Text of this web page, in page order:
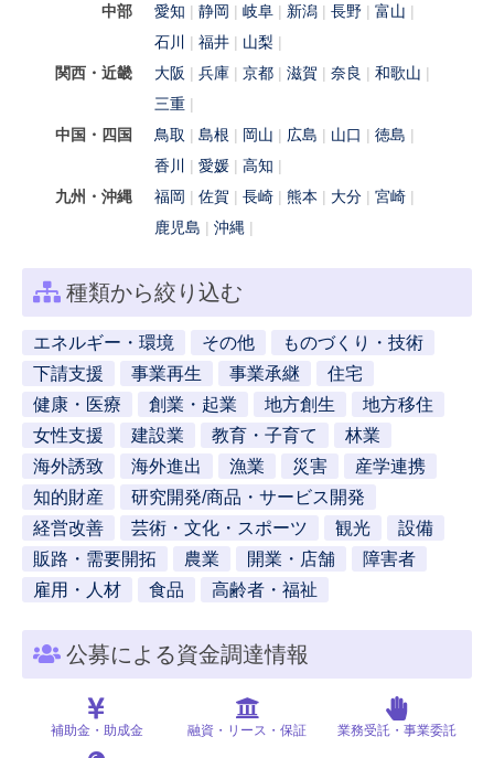
中部
愛知 静岡 岐阜 新潟 長野
富山
石川
福井
山梨
関西・近畿
大阪 兵庫 京都 滋賀 奈良
和歌山
三重
中国・四国
鳥取 島根 岡山 広島 山口
徳島
香川
愛媛
高知
九州・沖縄
福岡 佐賀 長崎 熊本 大分
宮崎
鹿児島
沖縄
種類から絞り込む
エネルギー・環境 その他
ものづくり・技術
下請支援
事業再生 事業承継
住宅
健康・医療
創業・起業 地方創生
地方移住
女性支援
建設業 教育・子育て
林業
海外誘致
海外進出 漁業 災害
産学連携
知的財産
研究開発/商品・サービス開発
経営改善
芸術・文化・スポーツ 観光
設備
販路・需要開拓
農業 開業・店舗
障害者
雇用・人材
食品 高齢者・福祉
公募による資金調達情報
補助金・助成金 融資・リース・保証 業務受託・事業委託